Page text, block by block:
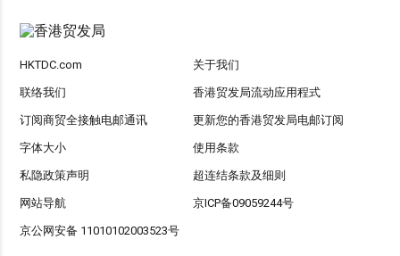
HKTDC.com 关于我们
联络我们 香港贸发局流动应用程式
订阅商贸全接触电邮通讯 更新您的香港贸发局电邮订阅
字体大小 使用条款
私隐政策声明 超连结条款及细则
网站导航 京ICP备09059244号
京公网安备 11010102003523号